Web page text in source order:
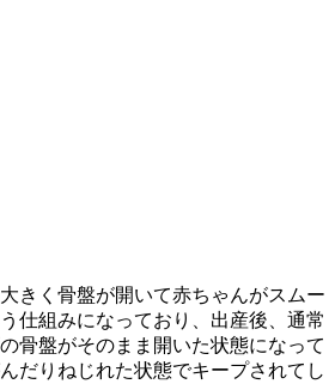
きく骨盤が開いて赤ちゃんがスムー
仕組みになっており、出産後、通常
骨盤がそのまま開いた状態になって
だりねじれた状態でキープされてし